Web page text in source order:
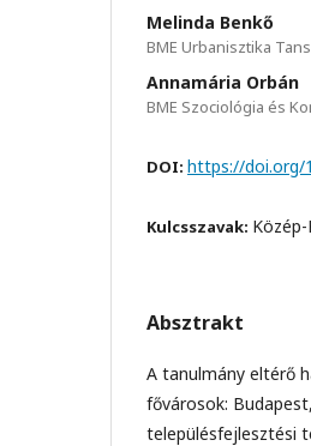
Melinda Benkő
BME Urbanisztika
Annamária Orbán
BME Szociológia és
DOI: https://doi.org/
Kulcsszavak:
Absztrakt
A tanulmány eltérő
fővárosok:
településfejlesztési